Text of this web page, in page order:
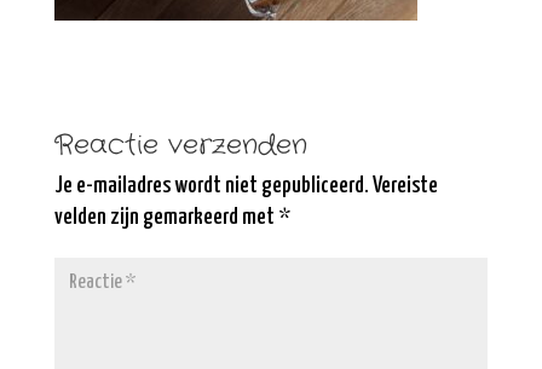
Reactie verzenden
Je e-mailadres wordt niet gepubliceerd. Vereiste
velden zijn gemarkeerd met *